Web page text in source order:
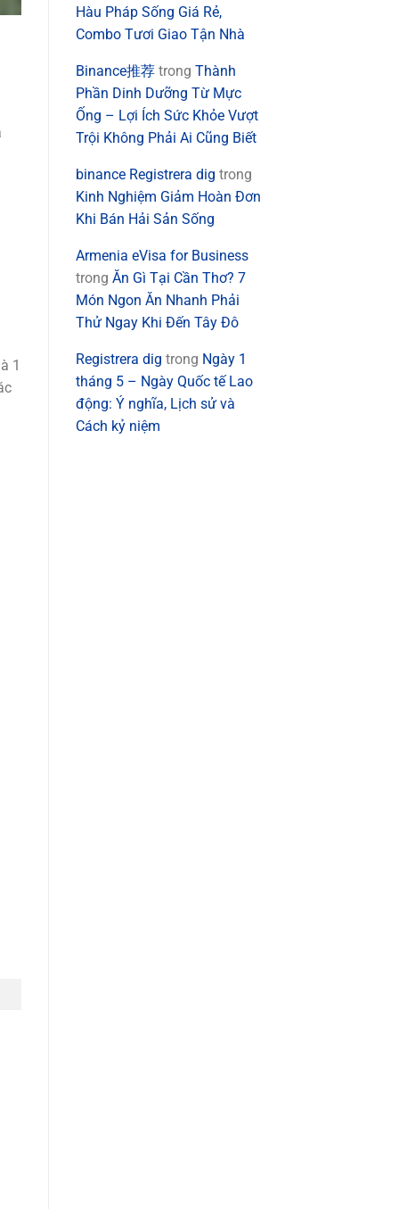
1
Hàu Pháp Sống Giá Rẻ,
Combo Tươi Giao Tận Nhà
Binance推荐trong Thành
Phần Dinh Dưỡng Từ Mực
Ống – Lợi Ích Sức Khỏe Vượt
Trội Không Phải Ai Cũng Biết
binance Registrera dig trong
Kinh Nghiệm Giảm Hoàn Đơn
Khi Bán Hải Sản Sống
Armenia eVisa for Business
trong Ăn Gì Tại Cần Thơ? 7
Món Ngon Ăn Nhanh Phải
Thử Ngay Khi Đến Tây Đô
Registrera dig trong Ngày 1
tháng 5 – Ngày Quốc tế Lao
động: Ý nghĩa, Lịch sử và
Cách kỷ niệm